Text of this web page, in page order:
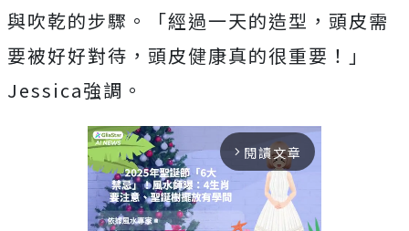
與吹乾的步驟。「經過一天的造型，頭皮需
要被好好對待，頭皮健康真的很重要！」
Jessica強調。
arrow_forward_ios 閱讀文章